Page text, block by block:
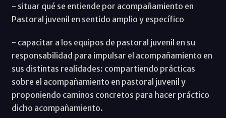
- situar qué se entiende por acompañamiento en
Pastoral juvenil en sentido amplio y específico
- capacitar a los equipos de pastoral juvenil en su
responsabilidad para impulsar el acompañamiento en
sus distintas realidades: compartiendo prácticas
sobre el acompañamiento en pastoral juvenil y
proponiendo caminos concretos para hacer práctico
dicho acompañamiento.